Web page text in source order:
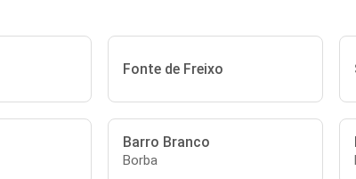
Fonte de Freixo
Barro Branco
Borba